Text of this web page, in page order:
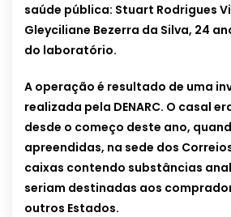
saúde pública: Stuart Rodrigues
Gleyciliane Bezerra da Silva, 24
do laboratório.
A operação é resultado de uma
realizada pela DENARC. O casal
desde o começo deste ano,
apreendidas, na sede dos
caixas contendo substâncias
seriam destinadas aos
outros Estados.